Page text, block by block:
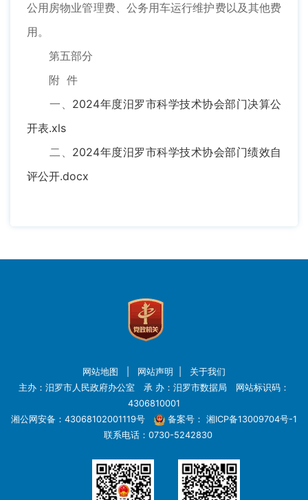
公用房物业管理费、公务用车运行维护费以及其他费
用。
第五部分
附 件
一、 2024年度汨罗市科学技术协会部门决算公
开表.xls
二、 2024年度汨罗市科学技术协会部门绩效自
评公开.docx
网站地图 网站声明
关于我们
主办：汨罗市人民政府办公室 承 办：汨罗市数据局 网站标识码：
4306810001
湘公网安备：43068102001119号
备案号： 湘ICP备13009704号-1
联系电话：0730-5242830